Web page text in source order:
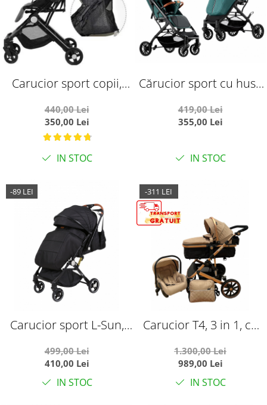
Carucior sport copii,
avion, cu sistem troller,
C8 gri
440,00 Lei
350,00 Lei
IN STOC
Cărucior sport cu husă
rapidă tip troller, S1
verde
419,00 Lei
355,00 Lei
IN STOC
-89 LEI
Carucior sport L-Sun,
troller, cu maner
reversibil, husa de
picioare si gentuta
499,00 Lei
410,00 Lei
IN STOC
-311 LEI
Carucior T4, 3 in 1, cu
landou-sport,
crem/negru
1.300,00 Lei
989,00 Lei
IN STOC